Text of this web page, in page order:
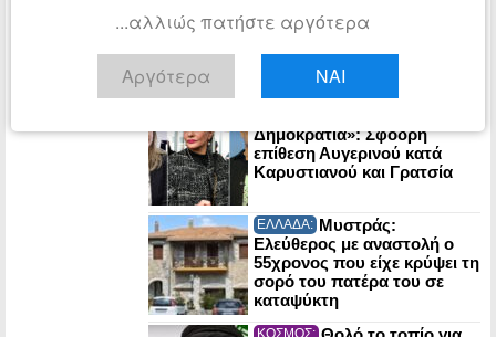
σύγκρουση Ιταλίας-Ισπανίας
και απειλές
Δημοκρατία»: Σφοδρή
επίθεση Αυγερινού κατά
Καρυστιανού και Γρατσία
ΕΛΛΑΔΑ: Μυστράς:
Ελεύθερος με αναστολή ο
55χρονος που είχε κρύψει τη
σορό του πατέρα του σε
καταψύκτη
ΚΟΣΜΟΣ:
...αλλιώς πατήστε αργότερα
Αργότερα ΝΑΙ